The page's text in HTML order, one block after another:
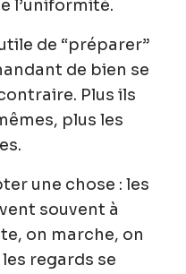
l’uniformité.
de “préparer”
de bien se
Plus ils
plus les
une chose : les
souvent à
on marche, on
regards se